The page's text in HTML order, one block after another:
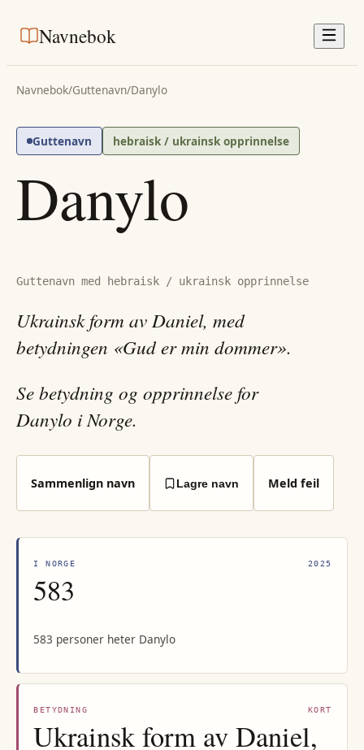
Navnebok
Navnebok/Guttenavn/Danylo
Guttenavn hebraisk / ukrainsk opprinnelse
Danylo
Guttenavn med hebraisk / ukrainsk opprinnelse
Ukrainsk form av Daniel, med
betydningen «Gud er min dommer».
Se betydning og opprinnelse for
Danylo i Norge.
Sammenlign navn Lagre navn Meld feil
I NORGE 2025
583
583 personer heter Danylo
BETYDNING KORT
Ukrainsk form av Daniel,